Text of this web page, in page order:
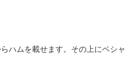
ハムを載せます。その上にベシャ